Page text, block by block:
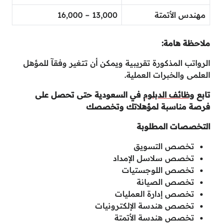
مهندس الأتمتة 13,000 – 16,000
ملاحظة هامة:
الرواتب المذكورة تقريبية ويمكن أن تتغير وفقآ للمؤهل
العلمى والخبرات العملية.
تابع وظائف الدبلوم في السعودية حتى تحصل على
فرصة مناسبة لمؤهلاتك وتخصصك
التخصصات المطلوبة
تخصص التسويق
تخصص سلاسل الإمداد
تخصص اللوجستيات
تخصص الصيانة
تخصص إدارة العمليات
تخصص هندسة الإلكترونيات
تخصص هندسة الأتمتة